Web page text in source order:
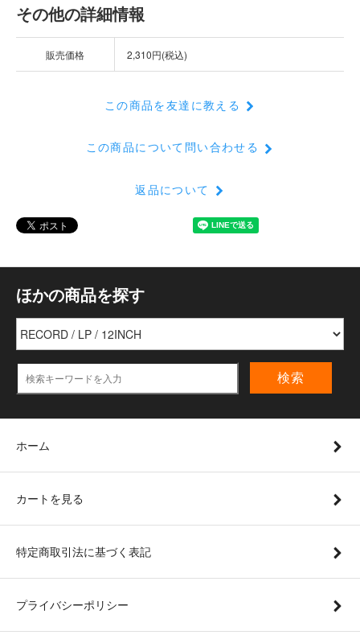
その他の詳細情報
販売価格 2,310円(税込)
この商品を友達に教える
この商品について問い合わせる
返品について
ほかの商品を探す
検索
ホーム
カートを見る
特定商取引法に基づく表記
プライバシーポリシー